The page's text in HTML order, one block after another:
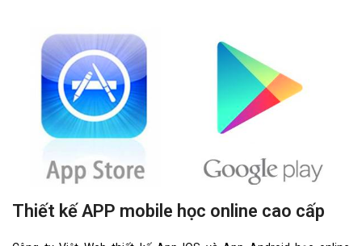
Thiết kế APP mobile học online cao cấp